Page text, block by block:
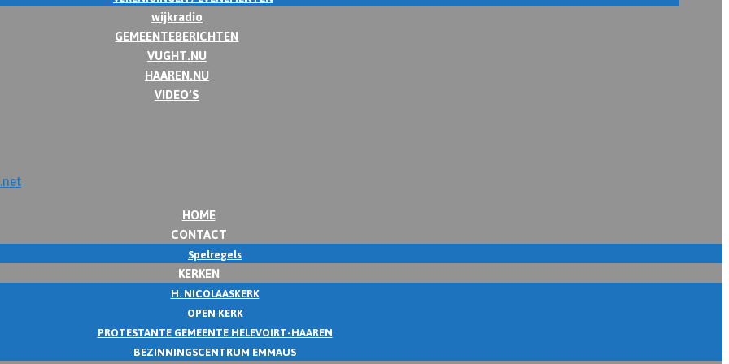
wijkradio
GEMEENTEBERICHTEN
VUGHT.NU
HAAREN.NU
VIDEO’S
HOME
CONTACT
Spelregels
KERKEN
H. NICOLAASKERK
OPEN KERK
PROTESTANTE GEMEENTE HELEVOIRT-HAAREN
BEZINNINGSCENTRUM EMMAUS